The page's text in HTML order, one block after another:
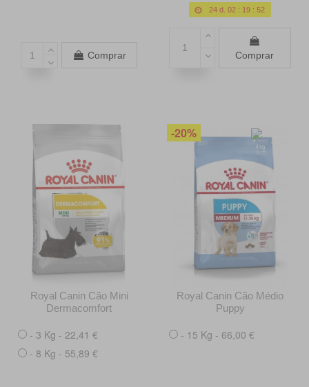
Comprar
24 d. 02 : 19 :50
Comprar
Royal Canin Cão Mini
Dermacomfort
- 3 Kg - 22,41 €
- 8 Kg - 55,89 €
-20%
Royal Canin Cão Médio
Puppy
- 15 Kg - 66,00 €